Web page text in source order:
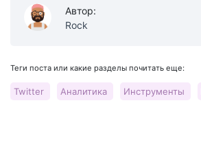
Автор:
Rock
Теги поста или какие разделы почитать еще:
Twitter Аналитика Инструменты